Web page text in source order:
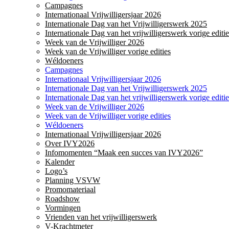
Campagnes
Internationaal Vrijwilligersjaar 2026
Internationale Dag van het Vrijwilligerswerk 2025
Internationale Dag van het vrijwilligerswerk vorige
Week van de Vrijwilliger 2026
Week van de Vrijwilliger vorige edities
Wéldoeners
Campagnes
Internationaal Vrijwilligersjaar 2026
Internationale Dag van het Vrijwilligerswerk 2025
Internationale Dag van het vrijwilligerswerk vorige
Week van de Vrijwilliger 2026
Week van de Vrijwilliger vorige edities
Wéldoeners
Internationaal Vrijwilligersjaar 2026
Over IVY2026
Infomomenten “Maak een succes van IVY2026”
Kalender
Logo’s
Planning VSVW
Promomateriaal
Roadshow
Vormingen
Vrienden van het vrijwilligerswerk
V-Krachtmeter